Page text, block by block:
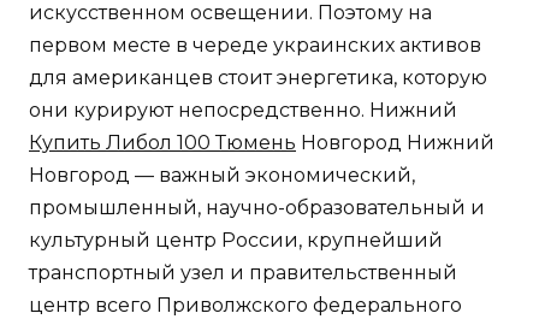
искусственном освещении. Поэтому на
первом месте в череде украинских активов
для американцев стоит энергетика, которую
они курируют непосредственно. Нижний
Купить Либол 100 Тюмень Новгород Нижний
Новгород — важный экономический,
промышленный, научно-образовательный и
культурный центр России, крупнейший
транспортный узел и правительственный
центр всего Приволжского федерального